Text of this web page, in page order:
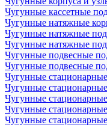
Чугунные кассетные
Чугунные натяжные
Чугунные натяжные
Чугунные натяжные
Чугунные подвесные
Чугунные подвесные
Чугунные
Чугунные
Чугунные
Чугунные
Чугунные